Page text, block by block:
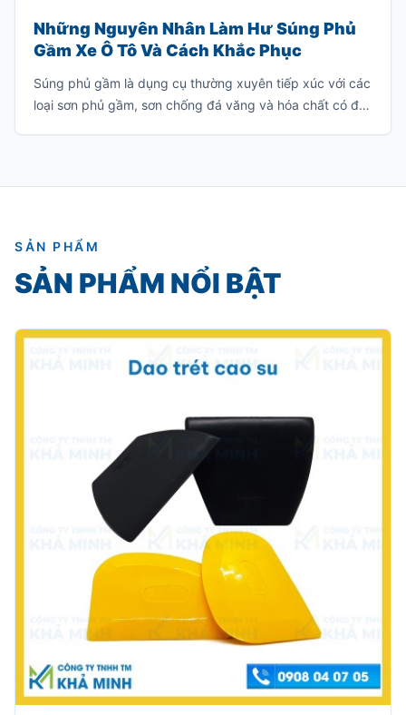
Những Nguyên Nhân Làm Hư Súng Phủ
Gầm Xe Ô Tô Và Cách Khắc Phục
Súng phủ gầm là dụng cụ thường xuyên tiếp xúc với các
loại sơn phủ gầm, sơn chống đá văng và hóa chất có độ
SẢN PHẨM
SẢN PHẨM NỔI BẬT